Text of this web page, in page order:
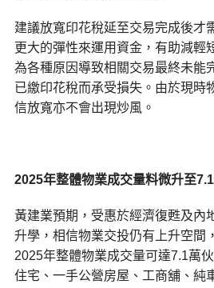
建議放寬印花稅延至交易完成後才
更大的彈性來運用資金，有助減輕
為各種原因導致相關交易最終未能
已繳印花稅而承受損失。由於現時
信放寬亦不會出現炒風。
2025年整體物業成交量料微升至
黃建業預期，受惠於經濟復甦及內
升學，相信物業交投仍有上升空間
2025年整體物業成交量可達7.1萬
住宅、一手公營房屋、工商舖、純